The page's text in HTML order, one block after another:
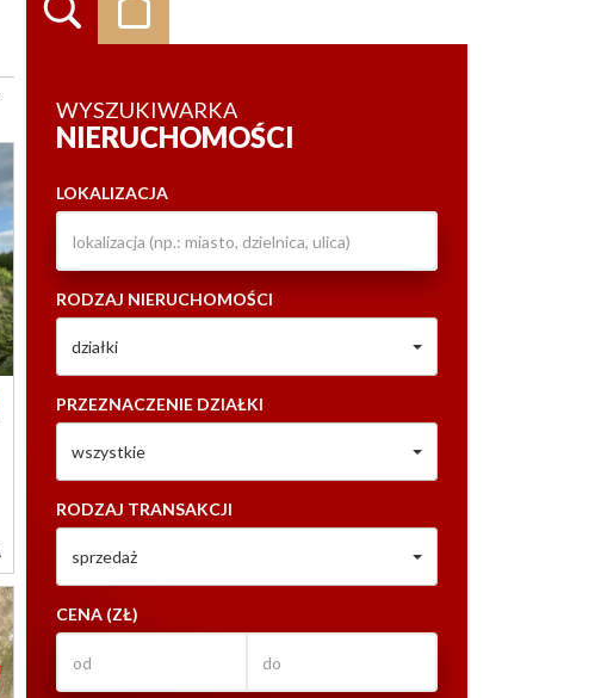
WYSZUKIWARKA
NIERUCHOMOŚCI
LOKALIZACJA
RODZAJ NIERUCHOMOŚCI
działki
PRZEZNACZENIE DZIAŁKI
wszystkie
RODZAJ TRANSAKCJI
sprzedaż
CENA (ZŁ)